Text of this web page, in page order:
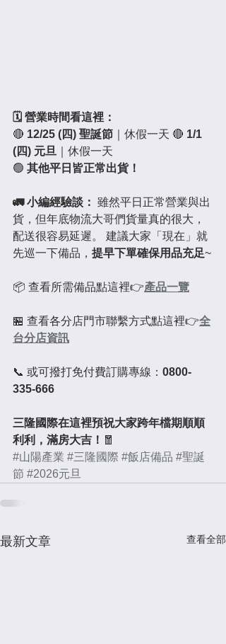
🗓️ 營業時間看這裡：
🔴 12/25 (四) 聖誕節 ｜休假一天 🔴 1/1
(四) 元旦 ｜休假一天
🟢 其他平日皆正常出貨！
🚛 小編經驗談： 雖然平日正常營業與出
貨，但年底物流大哥們貨量真的很大，
配送很容易延遲。 建議大家「現在」就
先巡一下備品， 提早下單確保用品充足~
📦 查看所需備品點這裡👉產品一覽
🏪 查看各分店門市聯繫方式點這裡👉全
台分店資訊
📞 或可撥打免付費訂購專線： 0800-
335-666
三隆國際在這裡預祝大家跨年檔期順順
利利，滿房大吉！ 🧧
#山陽產業 #三隆國際 #飯店備品 #聖誕
節 #2026元旦
最新文章 查看全部